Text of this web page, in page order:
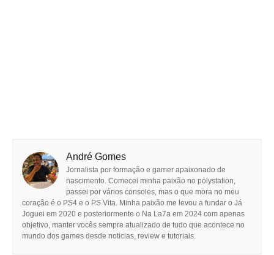
André Gomes
Jornalista por formação e gamer apaixonado de
nascimento. Comecei minha paixão no polystation,
passei por vários consoles, mas o que mora no meu
coração é o PS4 e o PS Vita. Minha paixão me levou a fundar o Já
Joguei em 2020 e posteriormente o Na La7a em 2024 com apenas
objetivo, manter vocês sempre atualizado de tudo que acontece no
mundo dos games desde noticias, review e tutoriais.